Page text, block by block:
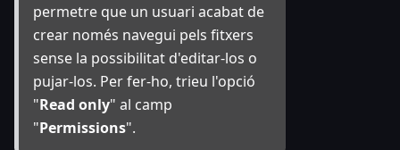
permetre que un usuari acabat de
crear només navegui pels fitxers
sense la possibilitat d'editar-los o
pujar-los. Per fer-ho, trieu l'opció
"Read only" al camp
"Permissions".